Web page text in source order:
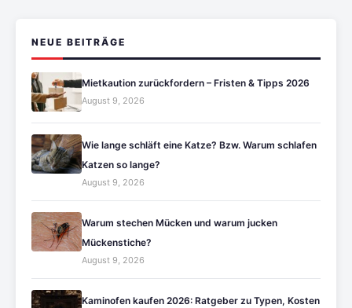
NEUE BEITRÄGE
Mietkaution zurückfordern – Fristen & Tipps 2026
August 9, 2026
Wie lange schläft eine Katze? Bzw. Warum schlafen
Katzen so lange?
August 9, 2026
Warum stechen Mücken und warum jucken
Mückenstiche?
August 9, 2026
Kaminofen kaufen 2026: Ratgeber zu Typen, Kosten